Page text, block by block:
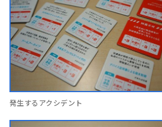
発生するアクシデント